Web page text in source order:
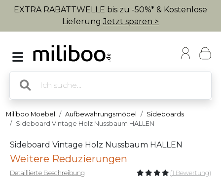
EXTRA RABATTWELLE bis zu -50%* & Kostenlose
LieferungJetzt sparen >
Miliboo Moebel Aufbewahrungsmöbel
Sideboards
Sideboard Vintage Holz Nussbaum HALLEN
Sideboard Vintage Holz Nussbaum HALLEN
Weitere Reduzierungen
Detaillierte Beschreibung (1 Bewertung)